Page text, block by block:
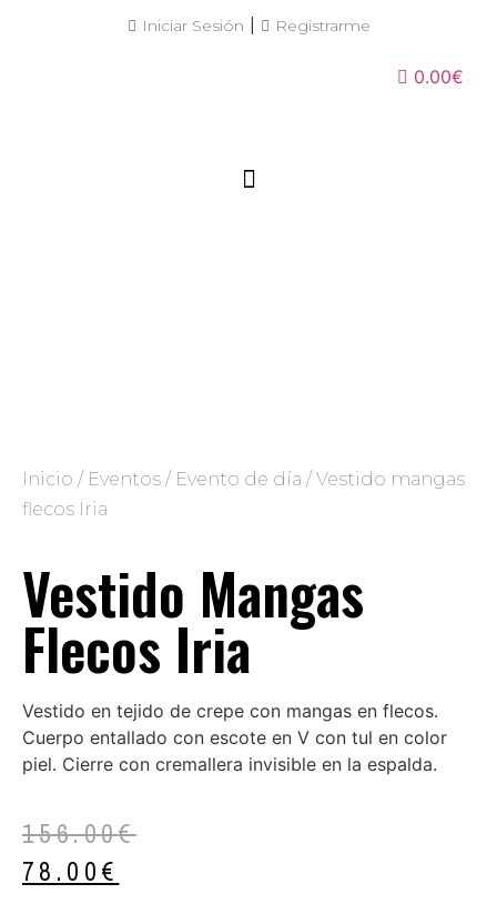
Iniciar Sesión Registrarme
0.00€
Inicio / Eventos / Evento de día / Vestido mangas
flecos Iria
Vestido Mangas
Flecos Iria
Vestido en tejido de crepe con mangas en flecos.
Cuerpo entallado con escote en V con tul en color
piel. Cierre con cremallera invisible en la espalda.
156.00€
78.00€